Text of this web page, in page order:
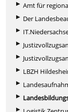
Amt für
Der
LBZH